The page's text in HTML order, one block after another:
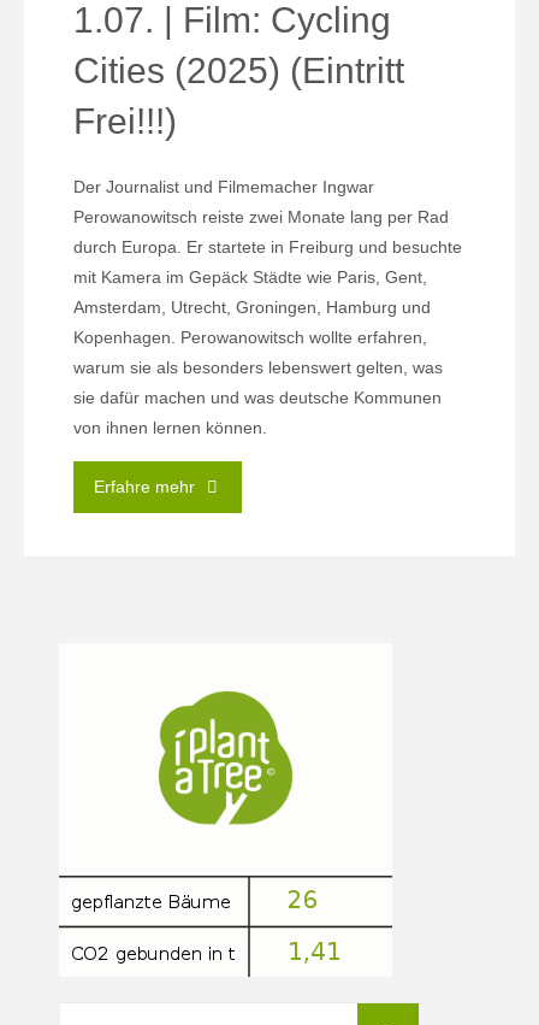
1.07. | Film: Cycling
Cities (2025) (Eintritt
Frei!!!)
Der Journalist und Filmemacher Ingwar
Perowanowitsch reiste zwei Monate lang per Rad
durch Europa. Er startete in Freiburg und besuchte
mit Kamera im Gepäck Städte wie Paris, Gent,
Amsterdam, Utrecht, Groningen, Hamburg und
Kopenhagen. Perowanowitsch wollte erfahren,
warum sie als besonders lebenswert gelten, was
sie dafür machen und was deutsche Kommunen
von ihnen lernen können.
Erfahre mehr"1.07.
Cities
(2025)
(Eintritt